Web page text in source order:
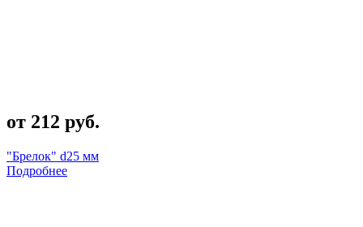
от 212 руб.
"Брелок" d25 мм
Подробнее